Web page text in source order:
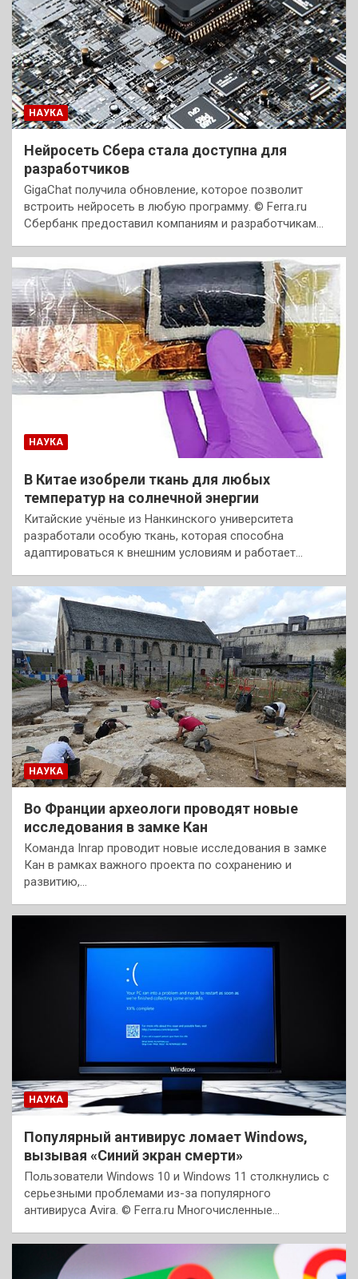
НАУКА
Нейросеть Сбера стала доступна для
разработчиков
GigaChat получила обновление, которое позволит
встроить нейросеть в любую программу. © Ferra.ru
Сбербанк предоставил компаниям и разработчикам…
НАУКА
В Китае изобрели ткань для любых
температур на солнечной энергии
Китайские учёные из Нанкинского университета
разработали особую ткань, которая способна
адаптироваться к внешним условиям и работает…
НАУКА
Во Франции археологи проводят новые
исследования в замке Кан
Команда Inrap проводит новые исследования в замке
Кан в рамках важного проекта по сохранению и
развитию,…
НАУКА
Популярный антивирус ломает Windows,
вызывая «Синий экран смерти»
Пользователи Windows 10 и Windows 11 столкнулись с
серьезными проблемами из-за популярного
антивируса Avira. © Ferra.ru Многочисленные…